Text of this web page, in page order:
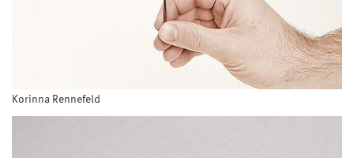
Korinna Rennefeld